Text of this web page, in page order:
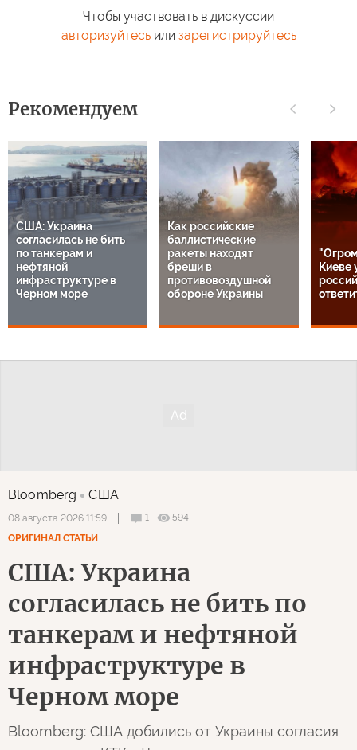
Чтобы участвовать в дискуссии
авторизуйтесьили зарегистрируйтесь
Рекомендуем
США: Украина
согласилась не бить
по танкерам и
нефтяной
инфраструктуре в
Черном море
Как российские
баллистические
ракеты находят
бреши в
противовоздушной
обороне Украины
Киеве
Bloomberg США
08 августа 2026 11:59 1
594
ОРИГИНАЛ СТАТЬИ
США: Украина
согласилась не бить по
танкерам и нефтяной
инфраструктуре в
Черном море
Bloomberg: США добились от Украины согласия